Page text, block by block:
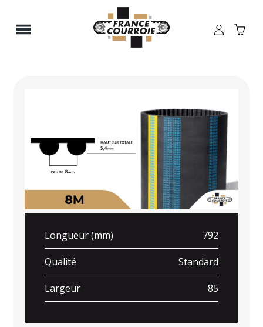
Longueur (mm) 792
Qualité Standard
Largeur 85
Panneau de gestion des cookies